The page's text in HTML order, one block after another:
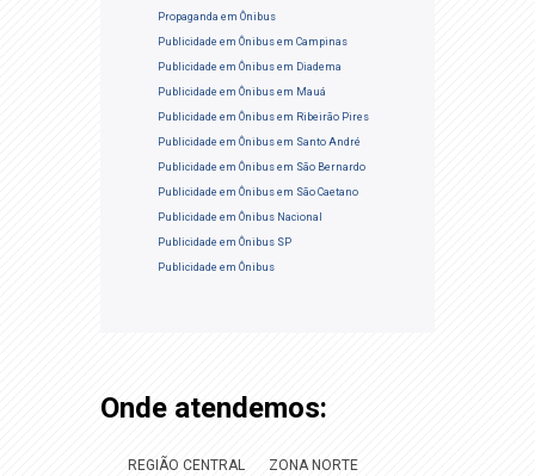
Propaganda em Ônibus
Publicidade em Ônibus em Campinas
Publicidade em Ônibus em Diadema
Publicidade em Ônibus em Mauá
Publicidade em Ônibus em Ribeirão Pires
Publicidade em Ônibus em Santo André
Publicidade em Ônibus em São Bernardo
Publicidade em Ônibus em São Caetano
Publicidade em Ônibus Nacional
Publicidade em Ônibus SP
Publicidade em Ônibus
Onde atendemos:
REGIÃO CENTRAL ZONA NORTE